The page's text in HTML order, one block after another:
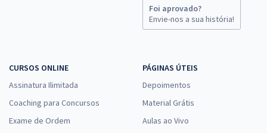
Foi aprovado?
Envie-nos a sua história!
CURSOS ONLINE
Assinatura Ilimitada
Coaching para Concursos
Exame de Ordem
PÁGINAS ÚTEIS
Depoimentos
Material Grátis
Aulas ao Vivo